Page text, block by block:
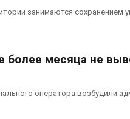
занимаются сохранением
более месяца не
оператора возбудили
судов из-за
В китайской
тыс. человек